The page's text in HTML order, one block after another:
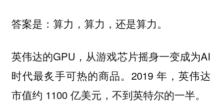
答案是：算力，算力，还是算力。
英伟达的GPU，从游戏芯片摇身一变成为AI
时代最炙手可热的商品。2019 年，英伟达
市值约 1100 亿美元，不到英特尔的一半。